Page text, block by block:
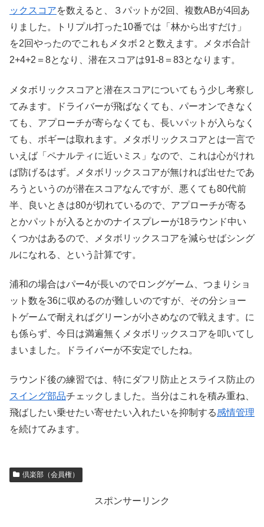
ックスコアを数えると、３パットが2回、複数ABが4回あ
りました。トリプル打った10番では「林から出すだけ」
を2回やったのでこれもメタボ２と数えます。メタボ合計
2+4+2＝8となり、潜在スコアは91-8＝83となります。
メタボリックスコアと潜在スコアについてもう少し考察し
てみます。ドライバーが飛ばなくても、パーオンできなく
ても、アプローチが寄らなくても、長いパットが入らなく
ても、ボギーは取れます。メタボリックスコアとは一言で
いえば「ペナルティに近いミス」なので、これは心がけれ
ば防げるはず。メタボリックスコアが無ければ出せたであ
ろうというのが潜在スコアなんですが、悪くても80代前
半、良いときは80が切れているので、アプローチが寄る
とかパットが入るとかのナイスプレーが18ラウンド中い
くつかはあるので、メタボリックスコアを減らせばシング
ルになれる、という計算です。
浦和の場合はパー4が長いのでロングゲーム、つまりショ
ット数を36に収めるのが難しいのですが、その分ショー
トゲームで耐えればグリーンが小さめなので戦えます。に
も係らず、今日は満遍無くメタボリックスコアを叩いてし
まいました。ドライバーが不安定でしたね。
ラウンド後の練習では、特にダフリ防止とスライス防止の
スイング部品チェックしました。当分はこれを積み重ね、
飛ばしたい乗せたい寄せたい入れたいを抑制する感情管理
を続けてみます。
倶楽部（会員権）
スポンサーリンク